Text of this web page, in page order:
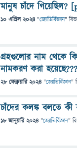
মানুষ চাঁদে গিয়েছিল?
10 এপ্রিল 2024 "জ্যোতির্বিজ্ঞান"
গ্রহগুলোর নাম থেকে
নামকরণ করা হয়েছে???
28 ফেব্রুয়ারি 2024 "জ্যোতির্বিজ্ঞান"
চাঁদের কলঙ্ক বলতে কী
18 জানুয়ারি 2024 "জ্যোতির্বিজ্ঞান"